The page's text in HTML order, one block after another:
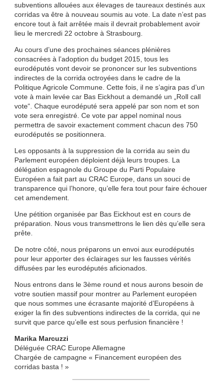
subventions allouées aux élevages de taureaux destinés aux
corridas va être à nouveau soumis au vote. La date n’est pas
encore tout à fait arrêtée mais il devrait probablement avoir
lieu le mercredi 22 octobre à Strasbourg.
Au cours d’une des prochaines séances plénières
consacrées à l’adoption du budget 2015, tous les
eurodéputés vont devoir se prononcer sur les subventions
indirectes de la corrida octroyées dans le cadre de la
Politique Agricole Commune. Cette fois, il ne s’agira pas d’un
vote à main levée car Bas Eickhout a demandé un „Roll call
vote“. Chaque eurodéputé sera appelé par son nom et son
vote sera enregistré. Ce vote par appel nominal nous
permettra de savoir exactement comment chacun des 750
eurodéputés se positionnera.
Les opposants à la suppression de la corrida au sein du
Parlement européen déploient déjà leurs troupes. La
délégation espagnole du Groupe du Parti Populaire
Européen a fait part au CRAC Europe, dans un souci de
transparence qui l’honore, qu’elle fera tout pour faire échouer
cet amendement.
Une pétition organisée par Bas Eickhout est en cours de
préparation. Nous vous transmettrons le lien dès qu’elle sera
prête.
De notre côté, nous préparons un envoi aux eurodéputés
pour leur apporter des éclairages sur les fausses vérités
diffusées par les eurodéputés aficionados.
Nous entrons dans le 3ème round et nous aurons besoin de
votre soutien massif pour montrer au Parlement européen
que nous sommes une écrasante majorité d’Européens à
exiger la fin des subventions indirectes de la corrida, qui ne
survit que parce qu’elle est sous perfusion financière !
Marika Marcuzzi
Déléguée CRAC Europe Allemagne
Chargée de campagne « Financement européen des
corridas basta ! »